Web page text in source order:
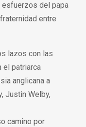
esfuerzos del papa
entre
lazos con las
el patriarca
anglicana a
Justin Welby,
camino por